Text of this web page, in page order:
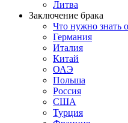
Литва
Заключение брака
Что нужно знать
Германия
Италия
Китай
ОАЭ
Польша
Россия
США
Турция